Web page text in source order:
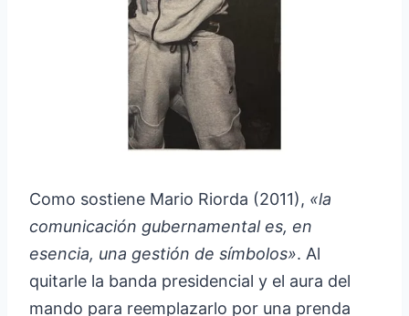
Como sostiene Mario Riorda (2011), «la
comunicación gubernamental es, en
esencia, una gestión de símbolos». Al
quitarle la banda presidencial y el aura del
mando para reemplazarlo por una prenda